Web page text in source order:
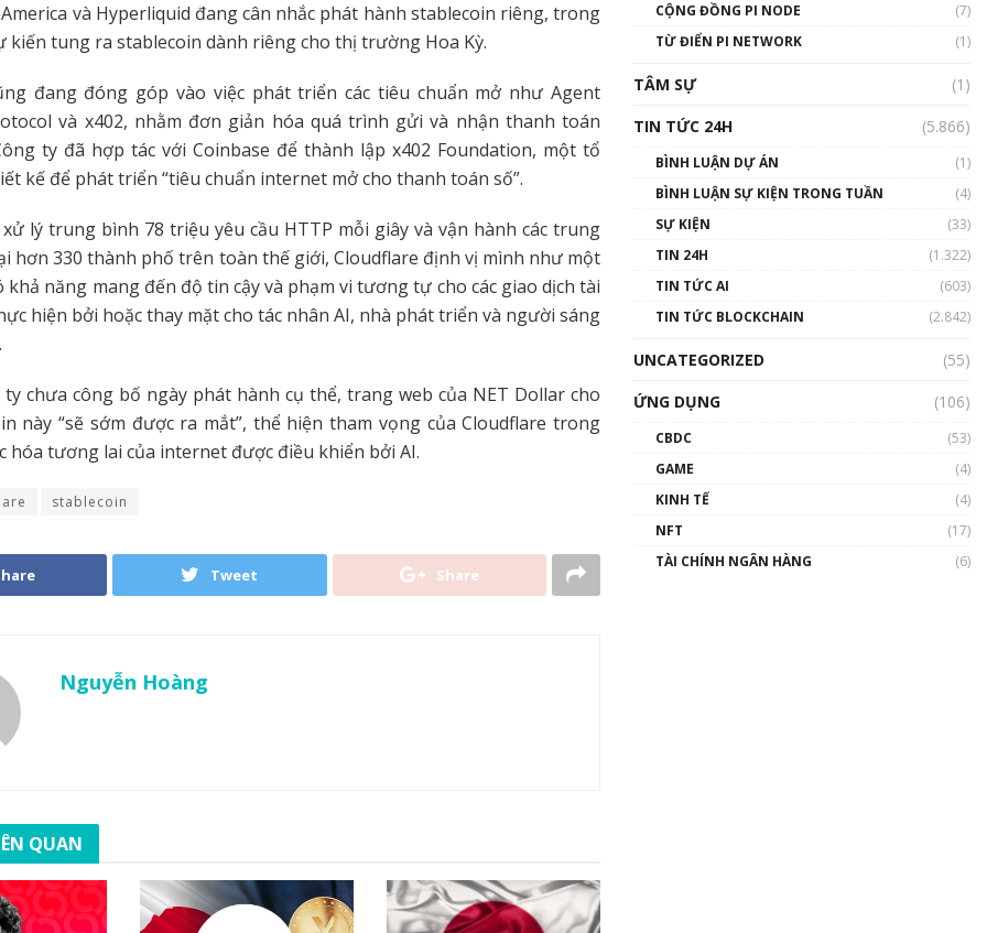
và Hyperliquid đang cân nhắc phát hành stablecoin riêng, trong
kiến tung ra stablecoin dành riêng cho thị trường Hoa Kỳ.
đang đóng góp vào việc phát triển các tiêu chuẩn mở như Agent
và x402, nhằm đơn giản hóa quá trình gửi và nhận thanh toán
ty đã hợp tác với Coinbase để thành lập x402 Foundation, một tổ
kế để phát triển “tiêu chuẩn internet mở cho thanh toán số”.
lý trung bình 78 triệu yêu cầu HTTP mỗi giây và vận hành các trung
hơn 330 thành phố trên toàn thế giới, Cloudflare định vị mình như một
khả năng mang đến độ tin cậy và phạm vi tương tự cho các giao dịch tài
hiện bởi hoặc thay mặt cho tác nhân AI, nhà phát triển và người sáng
ty chưa công bố ngày phát hành cụ thể, trang web của NET Dollar cho
này “sẽ sớm được ra mắt”, thể hiện tham vọng của Cloudflare trong
hóa tương lai của internet được điều khiển bởi AI.
stablecoin
Tweet Share
Nguyễn Hoàng
QUAN
Talkshow17: Mùa đông
Crypto – Chiếc khăn gió ấm
01:49:30
Talkshow 14: MemeCoin –
CỘNG ĐỒNG PI NODE
(7)
TỪ ĐIỂN PI NETWORK
(1)
TÂM SỰ
(1)
TIN TỨC 24H
(5.866)
BÌNH LUẬN DỰ ÁN
(1)
BÌNH LUẬN SỰ KIỆN TRONG TUẦN
(4)
SỰ KIỆN
(33)
TIN 24H
(1.322)
TIN TỨC AI
(603)
TIN TỨC BLOCKCHAIN
(2.842)
UNCATEGORIZED
(55)
ỨNG DỤNG
(106)
CBDC
(53)
GAME
(4)
KINH TẾ
(4)
NFT
(17)
TÀI CHÍNH NGÂN HÀNG
(6)